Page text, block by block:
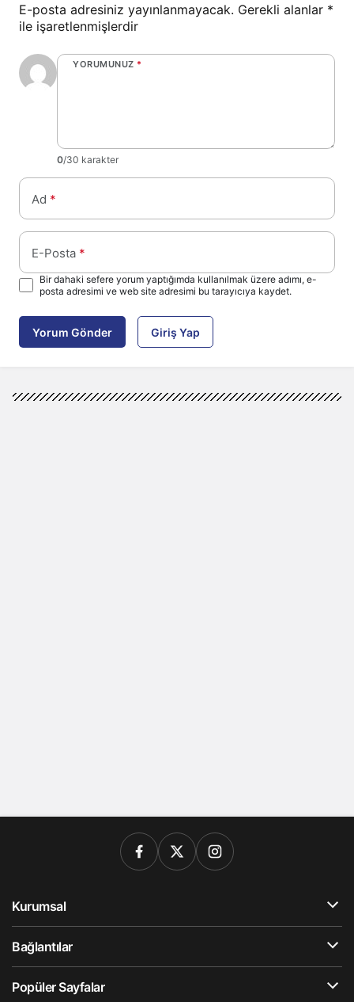
E-posta adresiniz yayınlanmayacak. Gerekli alanlar *
ile işaretlenmişlerdir
YORUMUNUZ *
0/30 karakter
Ad *
E-Posta *
Bir dahaki sefere yorum yaptığımda kullanılmak üzere adımı, e-
posta adresimi ve web site adresimi bu tarayıcıya kaydet.
Yorum Gönder Giriş Yap
Kurumsal
Bağlantılar
Popüler Sayfalar